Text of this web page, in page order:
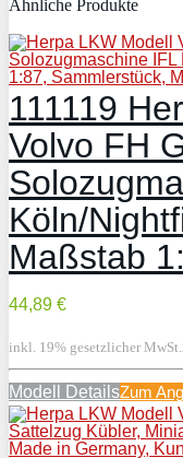
Ähnliche Produkte
111119
Volvo FH
Köln/
Maßstab
44,89 €
inkl. 19% gesetzlicher MwSt.
Modell DetailsZum